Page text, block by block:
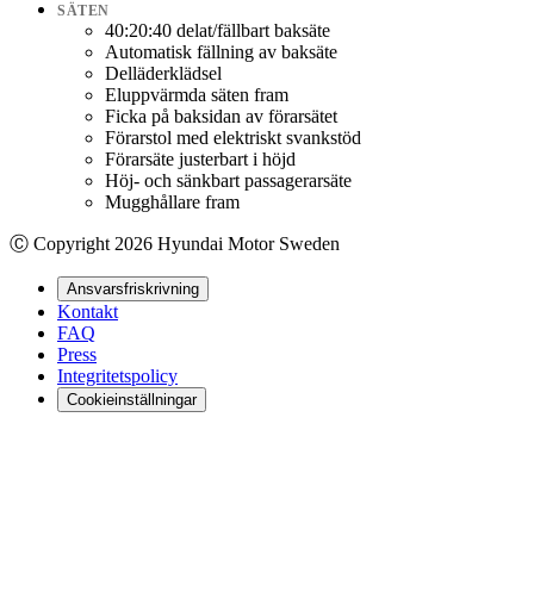
SÄTEN
40:20:40 delat/fällbart baksäte
Automatisk fällning av baksäte
Delläderklädsel
Eluppvärmda säten fram
Ficka på baksidan av förarsätet
Förarstol med elektriskt svankstöd
Förarsäte justerbart i höjd
Höj- och sänkbart passagerarsäte
Mugghållare fram
Ⓒ Copyright 2026 Hyundai Motor Sweden
Ansvarsfriskrivning
Kontakt
FAQ
Press
Integritetspolicy
Cookieinställningar